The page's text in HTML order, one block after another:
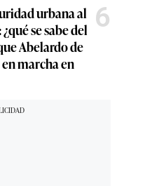
urbana al
se sabe del
Abelardo de
marcha en
6